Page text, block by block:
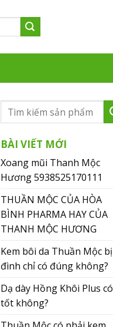
BÀI VIẾT MỚI
Xoang mũi Thanh Mộc
Hương 5938525170111
THUẦN MỘC CỦA HÒA
BÌNH PHARMA HAY CỦA
THANH MỘC HƯƠNG
Kem bôi da Thuần Mộc bị
đình chỉ có đúng không?
Dạ dày Hồng Khôi Plus có
tốt không?